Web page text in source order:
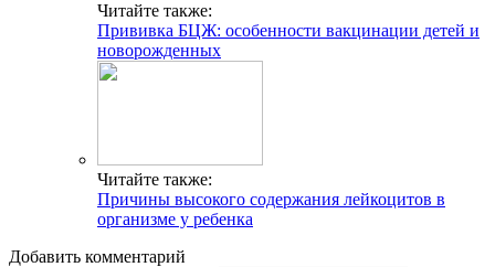
Читайте также:
Прививка БЦЖ: особенности вакцинации детей и
новорожденных
Читайте также:
Причины высокого содержания лейкоцитов в
организме у ребенка
Добавить комментарий